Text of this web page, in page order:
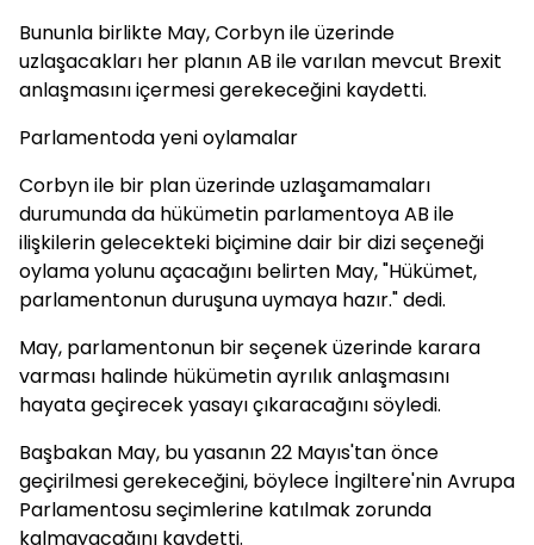
Bununla birlikte May, Corbyn ile üzerinde
uzlaşacakları her planın AB ile varılan mevcut Brexit
anlaşmasını içermesi gerekeceğini kaydetti.
Parlamentoda yeni oylamalar
Corbyn ile bir plan üzerinde uzlaşamamaları
durumunda da hükümetin parlamentoya AB ile
ilişkilerin gelecekteki biçimine dair bir dizi seçeneği
oylama yolunu açacağını belirten May, "Hükümet,
parlamentonun duruşuna uymaya hazır." dedi.
May, parlamentonun bir seçenek üzerinde karara
varması halinde hükümetin ayrılık anlaşmasını
hayata geçirecek yasayı çıkaracağını söyledi.
Başbakan May, bu yasanın 22 Mayıs'tan önce
geçirilmesi gerekeceğini, böylece İngiltere'nin Avrupa
Parlamentosu seçimlerine katılmak zorunda
kalmayacağını kaydetti.